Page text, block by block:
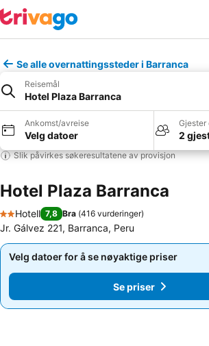
Se alle overnattingssteder i Barranca
Reisemål
Hotel Plaza Barranca
Ankomst/avreise
Velg datoer
Gjester
2
Slik påvirkes søkeresultatene av provisjon
Hotel Plaza Barranca
2 Stjerner
Hotell 7,8 Bra (416 vurderinger)
Jr. Gálvez 221, Barranca, Peru
Velg datoer for å se nøyaktige priser
Se priser
Velg datoer for å se nøyaktige priser
Se priser